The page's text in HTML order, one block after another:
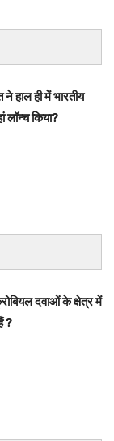
हाल ही में भारतीय
किया?
दवाओं के क्षेत्र में
?